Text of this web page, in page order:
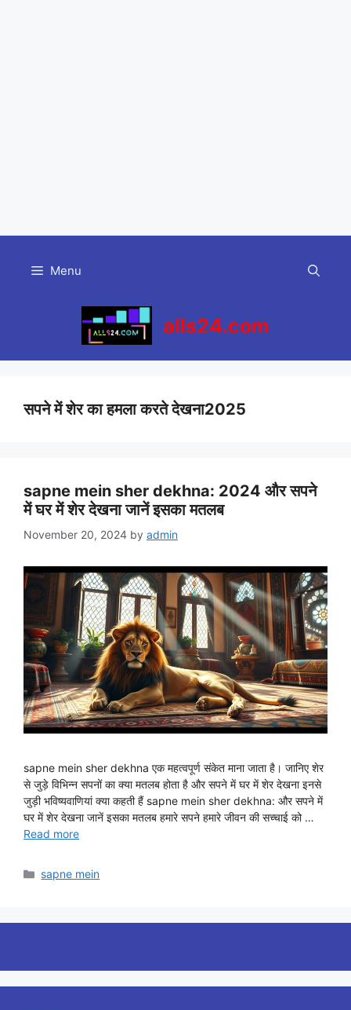
content
Menu
alls24.com
सपने में शेर का हमला करते देखना2025
sapne mein sher dekhna: 2024 और सपने
में घर में शेर देखना जानें इसका मतलब
November 20, 2024 by admin
sapne mein sher dekhna एक महत्वपूर्ण संकेत माना जाता है। जानिए शेर
से जुड़े विभिन्न सपनों का क्या मतलब होता है और सपने में घर में शेर देखना इनसे
जुड़ी भविष्यवाणियां क्या कहती हैं sapne mein sher dekhna: और सपने में
घर में शेर देखना जानें इसका मतलब हमारे सपने हमारे जीवन की सच्चाई को …
Read more
Categories
sapne mein